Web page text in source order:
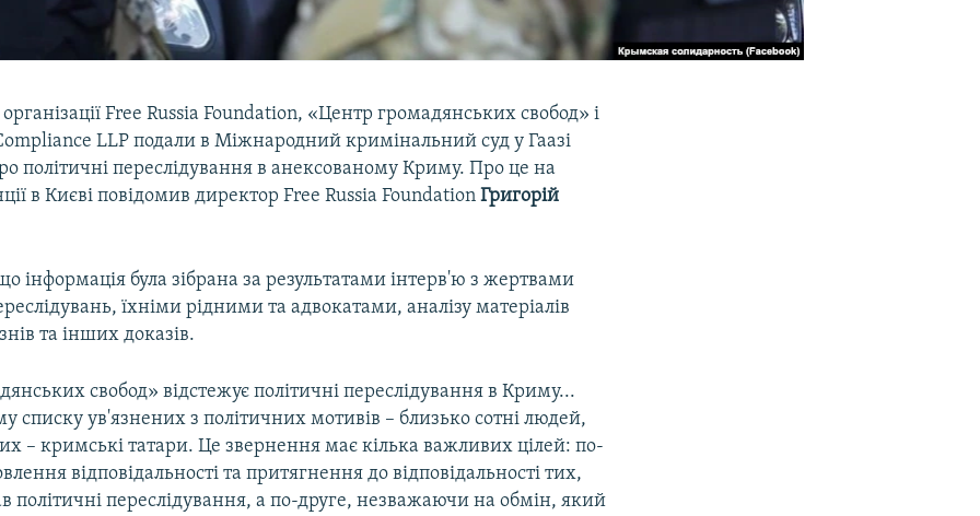
Free Russia Foundation, «Центр громадянських свобод» і
LLP подали в Міжнародний кримінальний суд у Гаазі
політичні переслідування в анексованому Криму. Про це на
в Києві повідомив директор Free Russia FoundationГригорій
інформація була зібрана за результатами інтерв'ю з жертвами
їхніми рідними та адвокатами, аналізу матеріалів
та інших доказів.
свобод» відстежує політичні переслідування в Криму...
списку ув'язнених з політичних мотивів – близько сотні людей,
– кримські татари. Це звернення має кілька важливих цілей: по-
відповідальності та притягнення до відповідальності тих,
політичні переслідування, а по-друге, незважаючи на обмін, який